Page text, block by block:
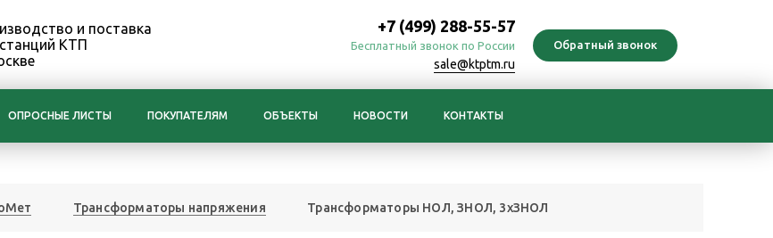
и поставка
КТП
+7 (499) 288-55-57
Бесплатный звонок по России
sale@ktptm.ru
ОПРОСНЫЕ ЛИСТЫ ПОКУПАТЕЛЯМ ОБЪЕКТЫ НОВОСТИ КОНТАКТЫ
Трансформаторы напряжения Трансформаторы НОЛ, ЗНОЛ, 3хЗНОЛ